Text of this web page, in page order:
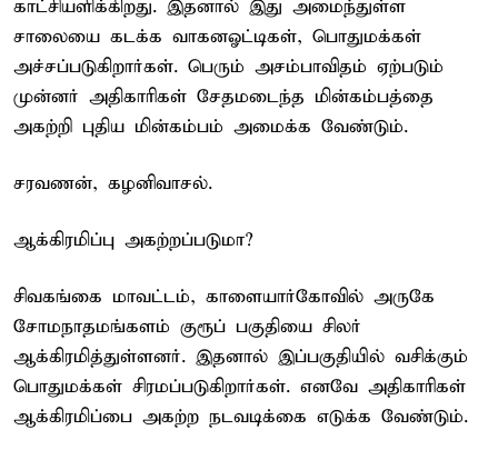
காட்சியளிக்கிறது. இதனால் இது அமைந்துள்ள
சாலையை கடக்க வாகனஓட்டிகள், பொதுமக்கள்
அச்சப்படுகிறார்கள். பெரும் அசம்பாவிதம் ஏற்படும்
முன்னர் அதிகாரிகள் சேதமடைந்த மின்கம்பத்தை
அகற்றி புதிய மின்கம்பம் அமைக்க வேண்டும்.
சரவணன், கழனிவாசல்.
ஆக்கிரமிப்பு அகற்றப்படுமா?
சிவகங்கை மாவட்டம், காளையார்கோவில் அருகே
சோமநாதமங்களம் குரூப் பகுதியை சிலர்
ஆக்கிரமித்துள்ளனர். இதனால் இப்பகுதியில் வசிக்கும்
பொதுமக்கள் சிரமப்படுகிறார்கள். எனவே அதிகாரிகள்
ஆக்கிரமிப்பை அகற்ற நடவடிக்கை எடுக்க வேண்டும்.